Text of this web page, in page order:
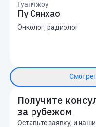
Гуанчжоу
Пу Сянхао
Онколог, радиолог
Получите
за рубежом
Оставьте заявку, и